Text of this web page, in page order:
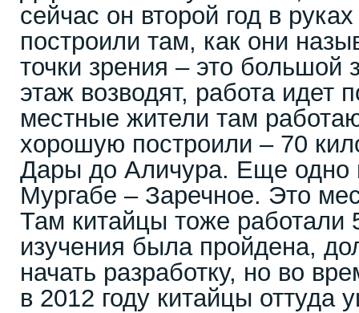
сейчас он второй год в
построили там, как они
точки зрения – это большой
этаж возводят, работа
местные жители там
хорошую построили – 70
Дары до Аличура. Еще одно
Мургабе – Заречное. Это
Там китайцы тоже работали
изучения была пройдена,
начать разработку, но во
в 2012 году китайцы оттуда